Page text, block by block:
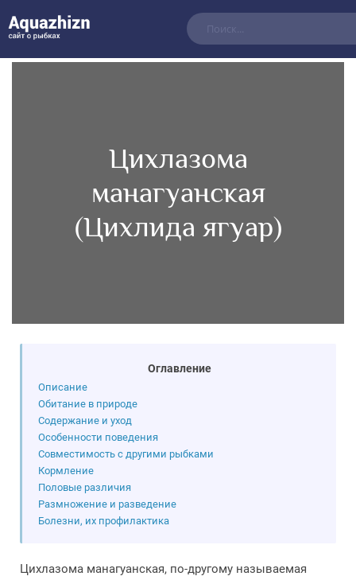
Цихлазома
манагуанская
(Цихлида ягуар)
Оглавление
Описание
Обитание в природе
Содержание и уход
Особенности поведения
Совместимость с другими рыбками
Кормление
Половые различия
Размножение и разведение
Болезни, их профилактика
Цихлазома манагуанская, по-другому называемая